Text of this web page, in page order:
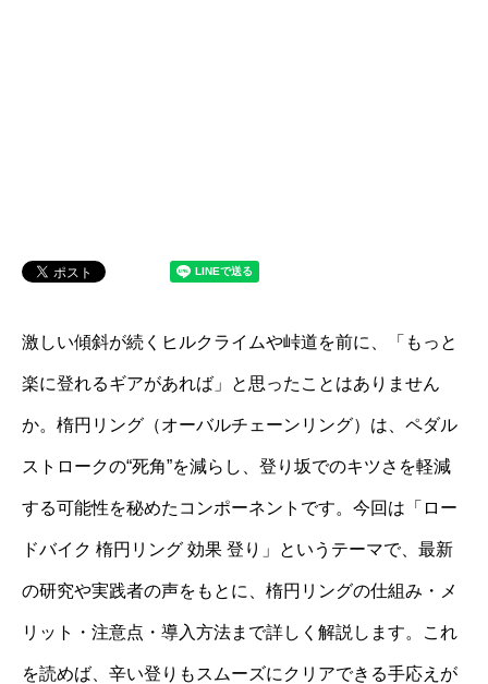
激しい傾斜が続くヒルクライムや峠道を前に、「もっと
楽に登れるギアがあれば」と思ったことはありません
か。楕円リング（オーバルチェーンリング）は、ペダル
ストロークの“死角”を減らし、登り坂でのキツさを軽減
する可能性を秘めたコンポーネントです。今回は「ロー
ドバイク 楕円リング 効果 登り」というテーマで、最新
の研究や実践者の声をもとに、楕円リングの仕組み・メ
リット・注意点・導入方法まで詳しく解説します。これ
を読めば、辛い登りもスムーズにクリアできる手応えが